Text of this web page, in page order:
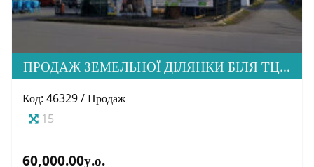
ПРОДАЖ ЗЕМЕЛЬНОЇ ДІЛЯНКИ БІЛЯ ТЦ «АДАМС»
Код: 46329 / Продаж
15
60,000.00у.о.